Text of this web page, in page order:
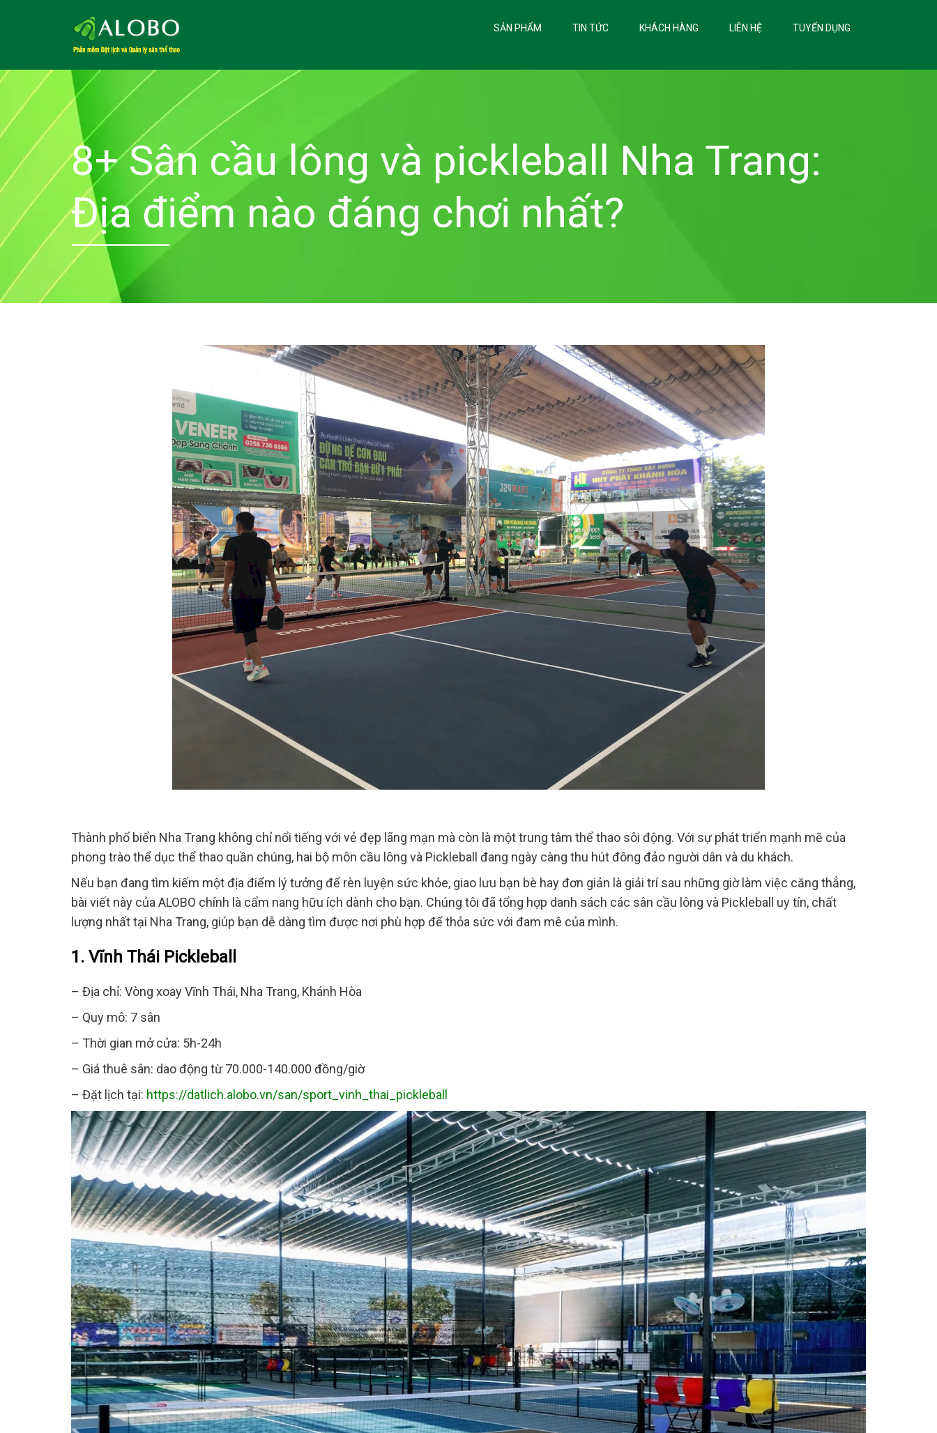
SẢN PHẨM TIN TỨC KHÁCH HÀNG LIÊN HỆ TUYỂN DỤNG
8+ Sân cầu lông và pickleball Nha Trang:
Địa điểm nào đáng chơi nhất?
Thành phố biển Nha Trang không chỉ nổi tiếng với vẻ đẹp lãng mạn mà còn là một trung tâm thể thao sôi động. Với sự phát triển mạnh mẽ của
phong trào thể dục thể thao quần chúng, hai bộ môn cầu lông và Pickleball đang ngày càng thu hút đông đảo người dân và du khách.
​Nếu bạn đang tìm kiếm một địa điểm lý tưởng để rèn luyện sức khỏe, giao lưu bạn bè hay đơn giản là giải trí sau những giờ làm việc căng thẳng,
bài viết này của ALOBO chính là cẩm nang hữu ích dành cho bạn. Chúng tôi đã tổng hợp danh sách các sân cầu lông và Pickleball uy tín, chất
lượng nhất tại Nha Trang, giúp bạn dễ dàng tìm được nơi phù hợp để thỏa sức với đam mê của mình.
1. Vĩnh Thái Pickleball
– Địa chỉ: Vòng xoay Vĩnh Thái, Nha Trang, Khánh Hòa
– Quy mô: 7 sân
– Thời gian mở cửa: 5h-24h
– Giá thuê sân: dao động từ 70.000-140.000 đồng/giờ
– Đặt lịch tại: https://datlich.alobo.vn/san/sport_vinh_thai_pickleball